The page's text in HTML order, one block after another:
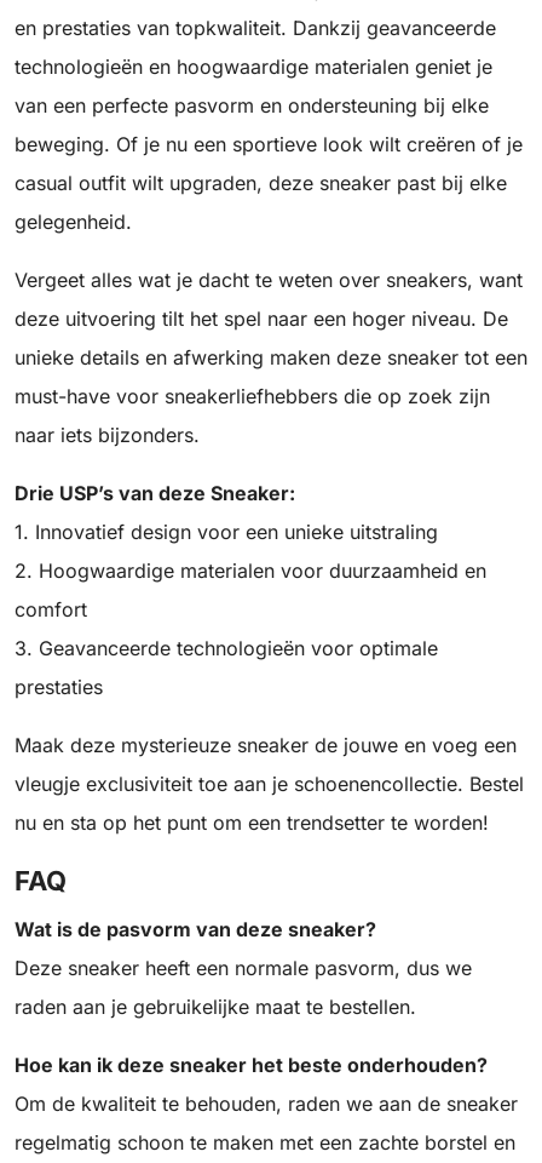
en prestaties van topkwaliteit. Dankzij geavanceerde
technologieën en hoogwaardige materialen geniet je
van een perfecte pasvorm en ondersteuning bij elke
beweging. Of je nu een sportieve look wilt creëren of je
casual outfit wilt upgraden, deze sneaker past bij elke
gelegenheid.
Vergeet alles wat je dacht te weten over sneakers, want
deze uitvoering tilt het spel naar een hoger niveau. De
unieke details en afwerking maken deze sneaker tot een
must-have voor sneakerliefhebbers die op zoek zijn
naar iets bijzonders.
Drie USP’s van deze Sneaker:
1. Innovatief design voor een unieke uitstraling
2. Hoogwaardige materialen voor duurzaamheid en
comfort
3. Geavanceerde technologieën voor optimale
prestaties
Maak deze mysterieuze sneaker de jouwe en voeg een
vleugje exclusiviteit toe aan je schoenencollectie. Bestel
nu en sta op het punt om een trendsetter te worden!
FAQ
Wat is de pasvorm van deze sneaker?
Deze sneaker heeft een normale pasvorm, dus we
raden aan je gebruikelijke maat te bestellen.
Hoe kan ik deze sneaker het beste onderhouden?
Om de kwaliteit te behouden, raden we aan de sneaker
regelmatig schoon te maken met een zachte borstel en